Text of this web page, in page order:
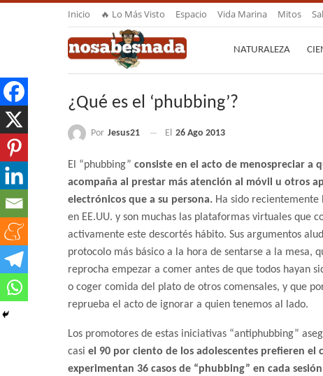
Inicio 🔥 Lo Más Visto Espacio Vida Marina Mitos
NATURALEZA
¿Qué es el ‘phubbing’?
Por Jesus21 El 26 Ago 2013
El “phubbing” consiste en el acto de menospreciar a
acompaña al prestar más atención al móvil u otros
electrónicos que a su persona. Ha sido recientemente
en EE.UU. y son muchas las plataformas virtuales que
activamente este descortés hábito. Sus argumentos
protocolo más básico a la hora de sentarse a la mesa,
reprocha empezar a comer antes de que todos hayan
o coger comida del plato de otros comensales, y que
reprueba el acto de ignorar a quien tenemos al lado.
Los promotores de estas iniciativas “antiphubbing”
casi el 90 por ciento de los adolescentes prefieren
experimentan 36 casos de “phubbing” en cada